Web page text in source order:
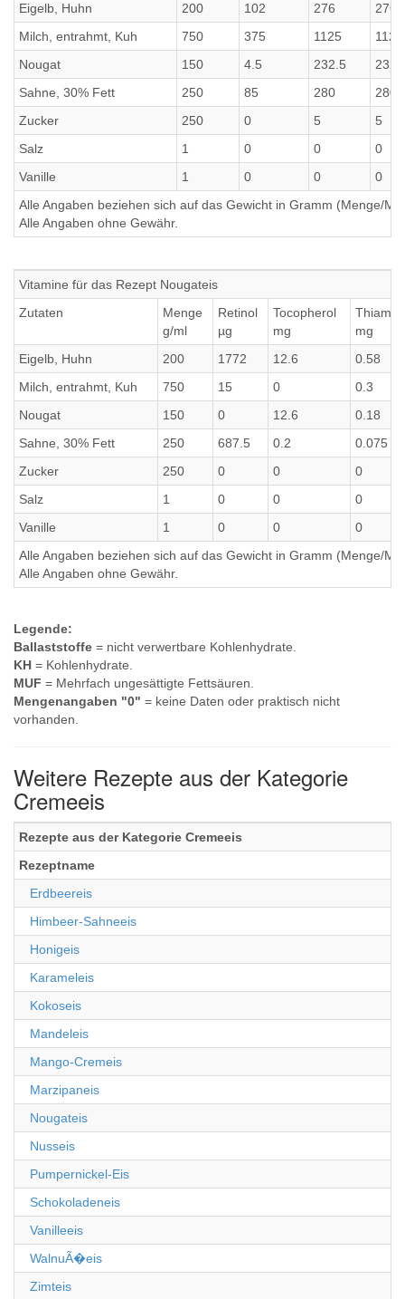
Eigelb, Huhn
200 102 276
276
Milch, entrahmt, Kuh
750 375 1125
1125
Nougat
150 4.5 232.5
Sahne, 30% Fett
250 85 280
280
Zucker
250 0 5
5
Salz
1 0 0
0
Vanille
1 0 0
0
Alle Angaben beziehen sich auf das Gewicht in Gramm (Menge/
Alle Angaben ohne Gewähr.
Vitamine für das Rezept Nougateis
Zutaten
Menge
g/ml
Retinol
µg
Tocopherol
mg
Thiamin
mg
Eigelb, Huhn
200 1772 12.6
0.58
Milch, entrahmt, Kuh
750 15 0
0.3
Nougat
150 0 12.6
0.18
Sahne, 30% Fett
250 687.5 0.2
0.075
Zucker
250 0 0
0
Salz
1 0 0
0
Vanille
1 0 0
0
Alle Angaben beziehen sich auf das Gewicht in Gramm (Menge/
Alle Angaben ohne Gewähr.
Legende:
Ballaststoffe = nicht verwertbare Kohlenhydrate.
KH = Kohlenhydrate.
MUF = Mehrfach ungesättigte Fettsäuren.
Mengenangaben "0" = keine Daten oder praktisch nicht
vorhanden.
Weitere Rezepte aus der Kategorie
Cremeeis
Rezepte aus der Kategorie Cremeeis
Rezeptname
Erdbeereis
Himbeer-Sahneeis
Honigeis
Karameleis
Kokoseis
Mandeleis
Mango-Cremeis
Marzipaneis
Nougateis
Nusseis
Pumpernickel-Eis
Schokoladeneis
Vanilleeis
WalnuÃ�eis
Zimteis